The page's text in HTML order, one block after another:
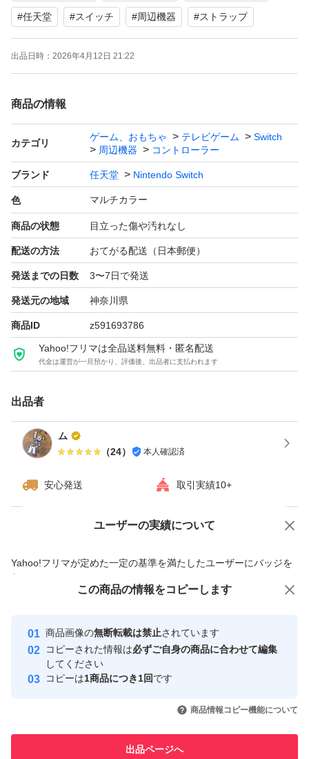
理解の上ご購入ください。
よろしくお願いいたします。
#任天堂 #スイッチ #周辺機器 #ストラップ
出品日時： 2026年4月12日 21:22
商品の情報
カテゴリ
ゲーム、おもちゃ テレビゲーム
Switch
周辺機器
コントローラー
ブランド 任天堂 Nintendo Switch
色 マルチカラー
商品の状態 目立った傷や汚れなし
配送の方法 おてがる配送（日本郵便）
発送までの日数 3〜7日で発送
発送元の地域 神奈川県
商品ID z591693786
Yahoo!フリマは全品送料無料・匿名配送
代金は運営が一旦預かり、評価後、出品者に支払われます
出品者
ム
（24） 本人確認済
安心発送 取引実績10+
ユーザーの実績について
Yahoo!フリマが定めた一定の基準を満たしたユーザーにバッジを
付与しています
安心取引出品者
心・安全なユーザーです
取引実績
引を完了させた実績があります
での取引実績があります
価格の相談 商品への質問
この商品の情報をコピーします
商品画像の無断転載は禁止されています
コピーされた情報は必ずご自身の商品に合わせて編集
してください
コピーは1商品につき1回です
商品情報コピー機能について
出品ページへ
この商品をみている人にオススメ